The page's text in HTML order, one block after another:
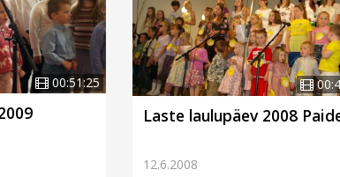
00:51:25
Laste laulupäev 2008
12.6.2008